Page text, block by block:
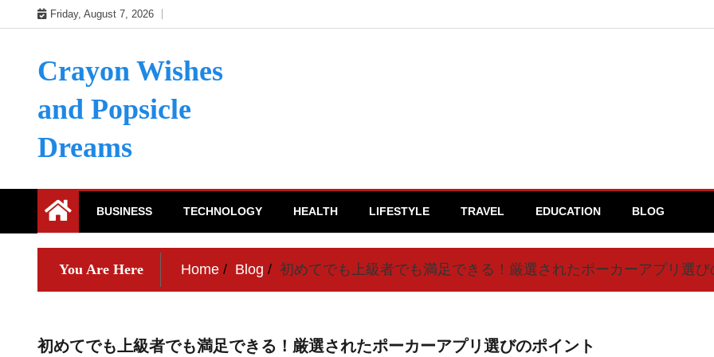
to
Friday, August 7, 2026
Crayon Wishes
and Popsicle
Dreams
BUSINESS TECHNOLOGY HEALTH LIFESTYLE TRAVEL EDUCATION BLOG
You Are Here Home Blog 初めてでも上級者でも満足できる！厳選されたポーカーアプリ選び
初めてでも上級者でも満足できる！厳選されたポーカーアプリ選びのポイント